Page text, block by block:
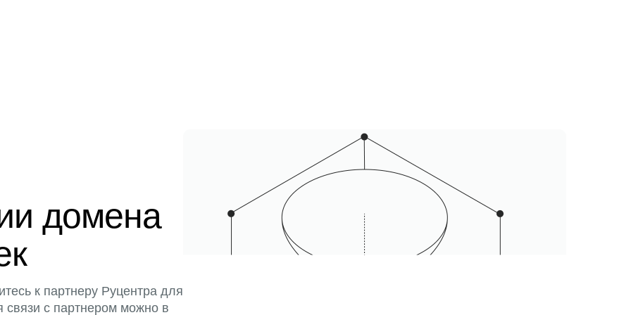
домена
к партнеру Руцентра для
связи с партнером можно в